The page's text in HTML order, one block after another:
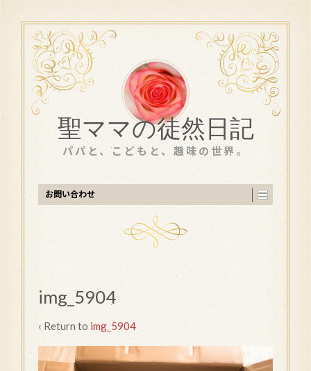
聖ママの徒然日記
パパと、こどもと、趣味の世界。
お問い合わせ
img_5904
‹ Return to img_5904